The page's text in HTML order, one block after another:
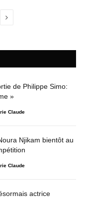
Next
de Philippe Simo:
»
Claude
Njikam bientôt au
Claude
actrice